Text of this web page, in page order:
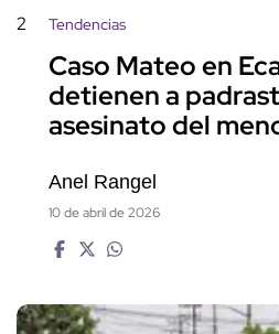
2 Tendencias
Caso Mateo en
detienen a
asesinato del
Anel Rangel
10 de abril de 2026